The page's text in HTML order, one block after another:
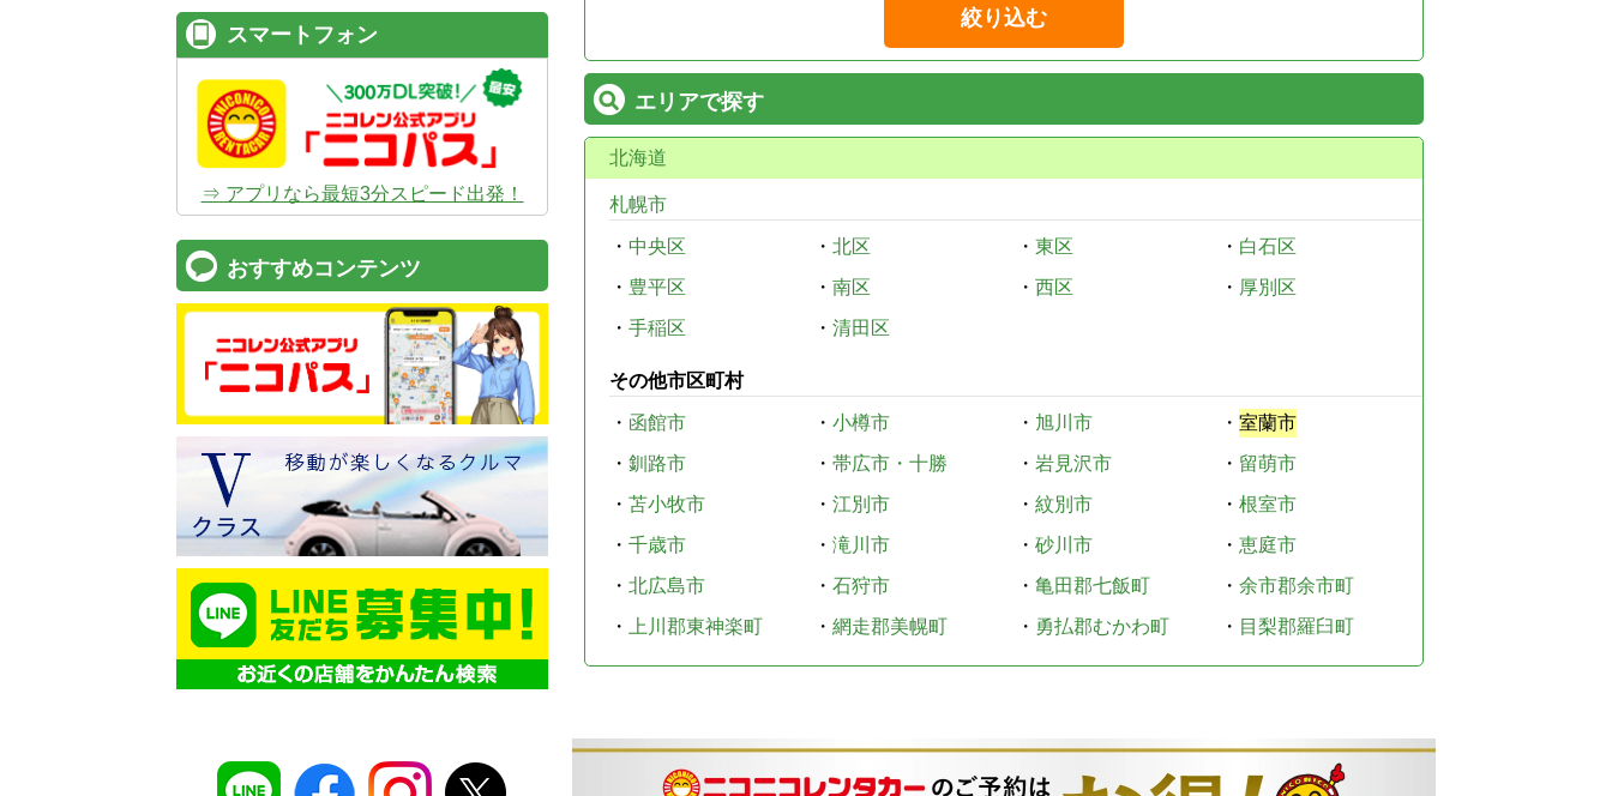
絞り込む
エリアで探す
北海道
札幌市
・ 中央区 ・ 北区 ・ 東区 ・ 白石区
・ 豊平区 ・ 南区 ・ 西区 ・ 厚別区
・ 手稲区 ・ 清田区
その他市区町村
・ 函館市 ・ 小樽市 ・ 旭川市 ・ 室蘭市
・ 釧路市 ・ 帯広市・十勝 ・ 岩見沢市 ・ 留萌市
・ 苫小牧市 ・ 江別市 ・ 紋別市 ・ 根室市
・ 千歳市 ・ 滝川市 ・ 砂川市 ・ 恵庭市
・ 北広島市 ・ 石狩市 ・ 亀田郡七飯町 ・ 余市郡余市町
・
上川郡東神楽町 ・ 網走郡美幌町 ・ 勇払郡むかわ町 ・ 目梨郡羅臼町
スマートフォン
⇒ アプリなら最短3分スピード出発！
おすすめコンテンツ